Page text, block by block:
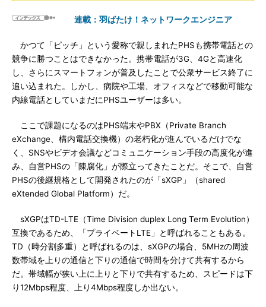
連載：羽ばたけ！ネットワークエンジニア
かつて「ピッチ」という愛称で親しまれたPHSも携帯電話との
競争に勝つことはできなかった。携帯電話が3G、4Gと高速化
し、さらにスマートフォンが普及したことで公衆サービス終了に
追い込まれた。しかし、病院や工場、オフィスなどで移動可能な
内線電話としていまだにPHSユーザーは多い。
ここで課題になるのはPHS端末やPBX（Private Branch
eXchange、構内電話交換機）の老朽化が進んでいるだけでな
く、SNSやビデオ会議などコミュニケーション手段の高度化が進
み、自営PHSの「陳腐化」が際立ってきたことだ。そこで、自営
PHSの後継規格として開発されたのが「sXGP」（shared
eXtended Global Platform）だ。
sXGPはTD-LTE（Time Division duplex Long Term Evolution）
互換であるため、「プライベートLTE」と呼ばれることもある。
TD（時分割多重）と呼ばれるのは、sXGPの場合、5MHzの周波
数帯域を上りの通信と下りの通信で時間を分けて共有するから
だ。帯域幅が狭い上に上りと下りで共有するため、スピードは下
り12Mbps程度、上り4Mbps程度しか出ない。